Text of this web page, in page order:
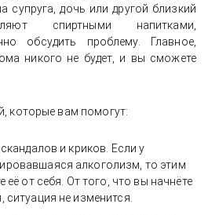
супруга, дочь или другой близкий
спиртными напитками,
обсудить проблему. Главное,
никого не будет, и вы сможете
которые вам помогут:
и криков. Если у
алкоголизм, то этим
её от себя. От того, что вы начнёте
не изменится.